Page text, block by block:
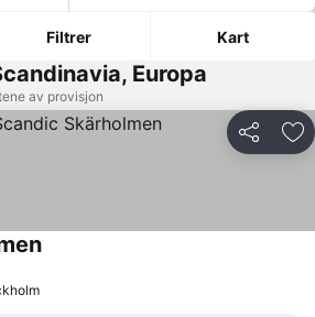
Filtrer Kart
Europa
av provisjon
Del